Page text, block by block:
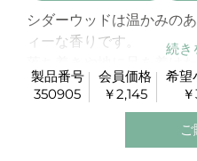
シダーウッドは温かみの
ィーな香りです。
しても知られています。
また化粧品やヘアケア製
製品番号
350905
会員価格
￥2,145
希望
ご